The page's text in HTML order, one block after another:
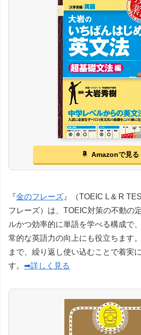
Amazonで見る
『金のフレーズ 』（TOEIC L & R
フレーズ）は、TOEIC対策の不動の
ルかつ効率的に単語を学べる構成で
常的な英語力の向上にも役立ちます
まで、繰り返し使い込むことで着実
す。 ➡詳しく見る